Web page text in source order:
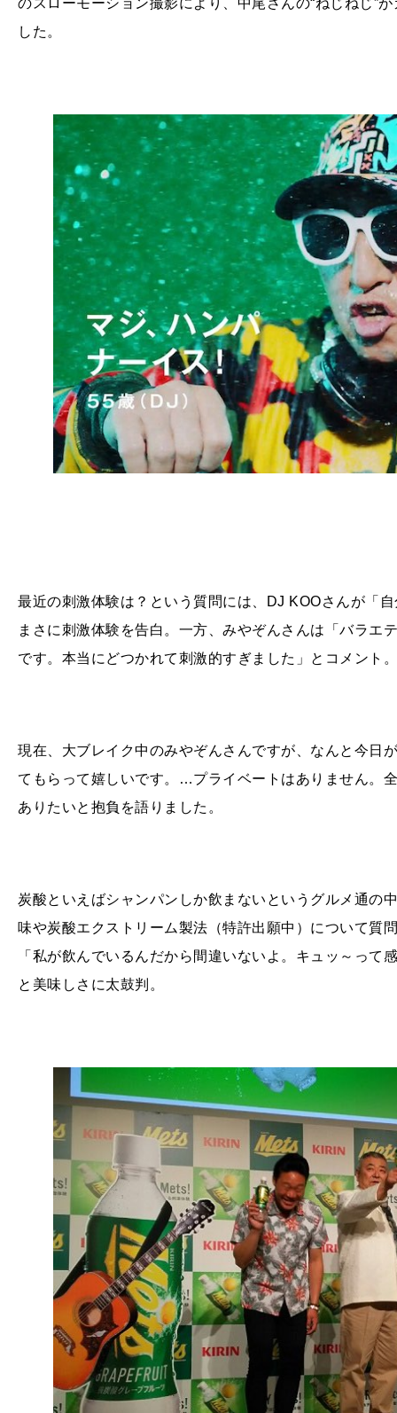
のスローモーション撮影により、中尾さんの“ねじねじ”
した。
最近の刺激体験は？という質問には、DJ KOOさんが「
まさに刺激体験を告白。一方、みやぞんさんは「バラエ
です。本当にどつかれて刺激的すぎました」とコメント。
現在、大ブレイク中のみやぞんさんですが、なんと今日
てもらって嬉しいです。…プライベートはありません。
ありたいと抱負を語りました。
炭酸といえばシャンパンしか飲まないというグルメ通の
味や炭酸エクストリーム製法（特許出願中）について質
「私が飲んでいるんだから間違いないよ。キュッ～っ
と美味しさに太鼓判。